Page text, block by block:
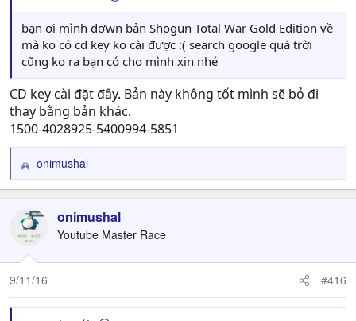
bạn ơi mình dơwn bản Shogun Total War Gold Edition về
mà ko có cd key ko cài được :( search google quá trời
cũng ko ra bạn có cho mình xin nhé
CD key cài đặt đây. Bản này không tốt mình sẽ bỏ đi
thay bằng bản khác.
1500-4028925-5400994-5851
R
e
c
o
n
:
onimushal
onimushal
Youtube Master Race
9/11/16 #416